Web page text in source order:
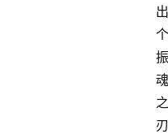
出
个
振
魂
之
刃